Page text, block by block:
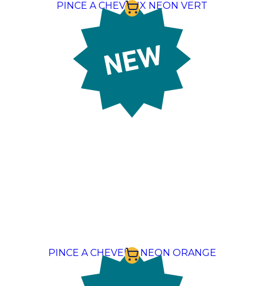
pour une touche rétro-chic, de bandeaux en coton
pour un look dynamique et pratique, ou de barrettes
discrètes, ces éléments permettent de maintenir une
coiffure impeccable tout au long de la journée. En
personnalisant vos accessoires de tête avec les
couleurs de votre entreprise ou une impression
délicate de votre logo, vous créez une unité visuelle
jusque dans les moindres détails. C’est un excellent
moyen d'apporter une signature esthétique
cohérente et soignée à vos uniformes, tout en offrant
un accessoire fonctionnel apprécié pour son confort
PINCE A CHEVEUX NEON VERT
PINCE A CHEVEUX NEON ORANGE